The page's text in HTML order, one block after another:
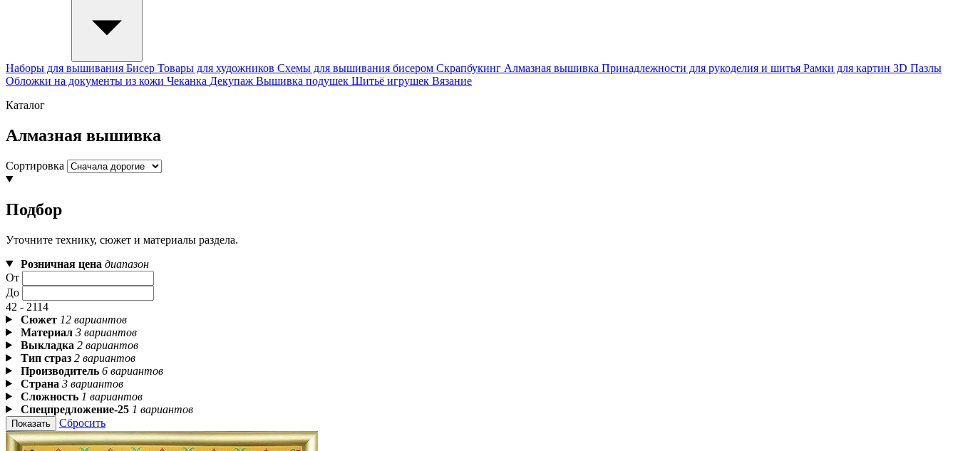
Наборы для вышивания Бисер Товары для художников Схемы для вышивания бисером Скрапбукинг Алмазная вышивка Принадлежности для рукоделия и шитья Рамки для картин 3D Пазлы
Обложки на документы из кожи Чеканка Декупаж Вышивка подушек Шитьё игрушек Вязание
Каталог
Алмазная вышивка
Сортировка
Подбор
Уточните технику, сюжет и материалы раздела.
Розничная цена диапазон
От
До
42 - 2114
Сюжет 12 вариантов
Материал 3 вариантов
Выкладка 2 вариантов
Тип страз 2 вариантов
Производитель 6 вариантов
Страна 3 вариантов
Сложность 1 вариантов
Спецпредложение-25 1 вариантов
Показать Сбросить